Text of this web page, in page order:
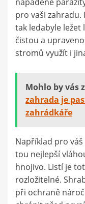
pro vaši zahradu.
tak ledabyle
čistou a
stromů využít i
Mohlo by vás
zahrada je
zahrádkáře
Například pro
tou nejlepší
hnojivo. Listí je
rozložitelné.
při ochraně